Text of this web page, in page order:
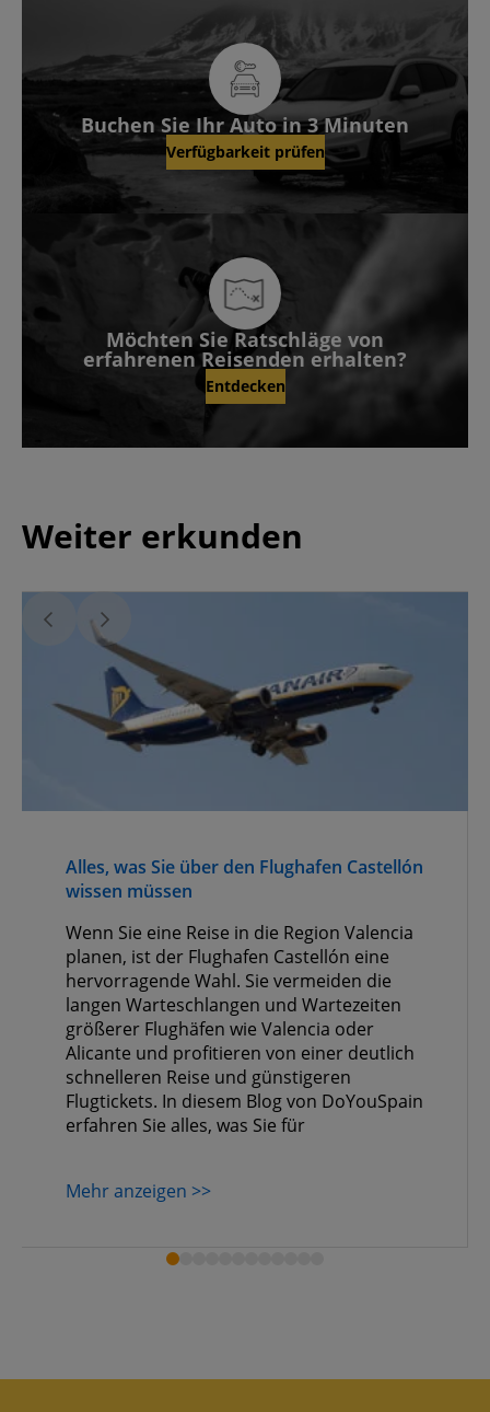
Buchen Sie Ihr Auto in 3 Minuten
Verfügbarkeit prüfen
Möchten Sie Ratschläge von
erfahrenen Reisenden erhalten?
Entdecken
Weiter erkunden
Alles, was Sie über den Flughafen Castellón
wissen müssen
Wenn Sie eine Reise in die Region Valencia
planen, ist der Flughafen Castellón eine
hervorragende Wahl. Sie vermeiden die
langen Warteschlangen und Wartezeiten
größerer Flughäfen wie Valencia oder
Alicante und profitieren von einer deutlich
schnelleren Reise und günstigeren
Flugtickets. In diesem Blog von DoYouSpain
erfahren Sie alles, was Sie für
Mehr anzeigen >>